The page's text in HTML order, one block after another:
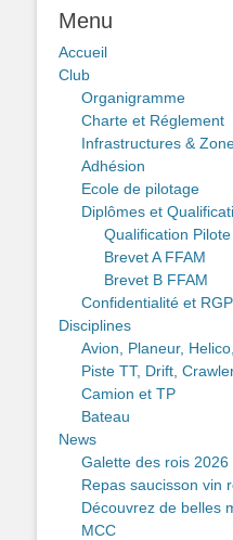
Menu
Accueil
Club
Organigramme
Charte et Réglement
Infrastructures &
Adhésion
Ecole de pilotage
Diplômes et
Qualification
Brevet A FFAM
Brevet B FFAM
Confidentialité et
Disciplines
Avion, Planeur,
Piste TT, Drift,
Camion et TP
Bateau
News
Galette des rois 2026
Repas saucisson vin
Découvrez de belles
MCC